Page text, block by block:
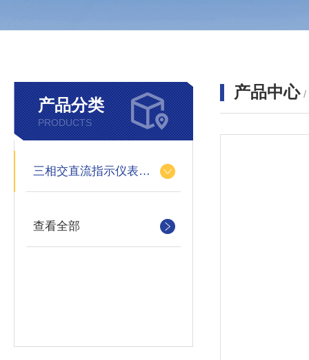
产品分类
PRODUCTS
三相交直流指示仪表装置
查看全部
产品中心 /